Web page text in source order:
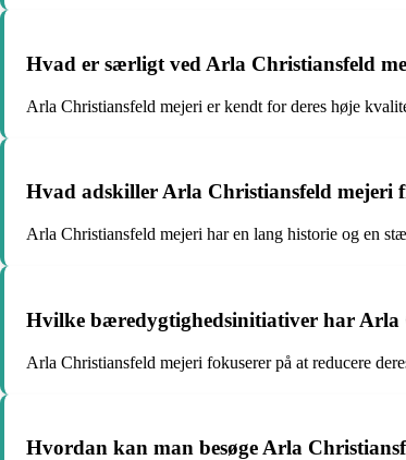
Hvad er særligt ved Arla Christiansfeld
Arla Christiansfeld mejeri er kendt for deres høje
Hvad adskiller Arla Christiansfeld mejeri
Arla Christiansfeld mejeri har en lang historie og en
Hvilke bæredygtighedsinitiativer har Arla
Arla Christiansfeld mejeri fokuserer på at reducere
Hvordan kan man besøge Arla